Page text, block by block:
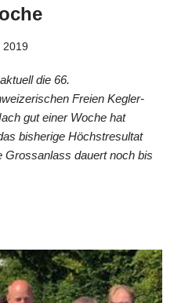
2019
die 66.
Freien Kegler-
gut einer Woche hat
bisherige Höchstresultat
dauert noch bis